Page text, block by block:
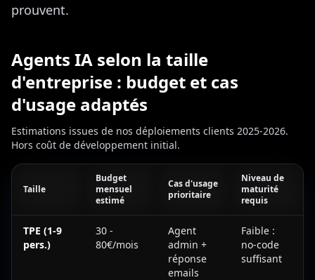
prouvent.
Agents IA selon la taille
d'entreprise : budget et cas
d'usage adaptés
Estimations issues de nos déploiements clients 2025-2026.
Hors coût de développement initial.
Taille
Budget
mensuel
estimé
Cas d'usage
prioritaire
Niveau de
maturité
requis
TPE (1-9
pers.)
30 -
80€/mois
Agent
admin +
réponse
emails
Faible :
no-code
suffisant